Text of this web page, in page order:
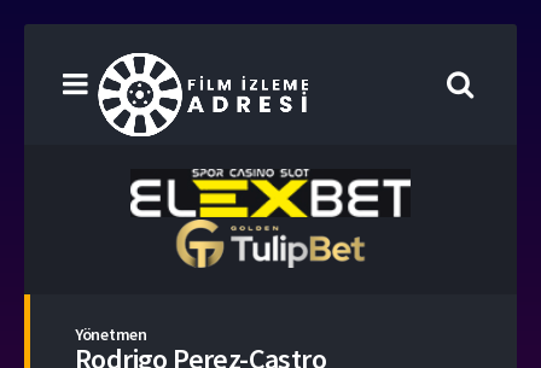
Yönetmen
Rodrigo Perez-Castro